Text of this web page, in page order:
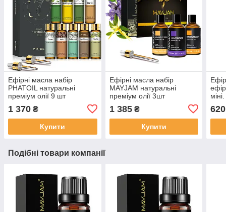
Ефірні масла набір
PHATOIL натуральні
преміум олії 9 шт
зволожувача дифузора
лазні ванни свічок
подарунок
1 370 ₴
Купити
Ефірні масла набір
MAYJAM натуральні
преміум олії 3шт
зволожувача дифузора
лазні ванни свічок
подарунок
1 385₴
Купити
620
Подібні товари компанії